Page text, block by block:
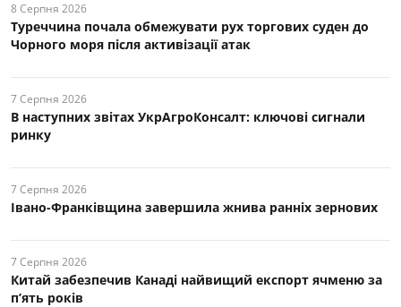
8 Серпня 2026
Туреччина почала обмежувати рух торгових суден до
Чорного моря після активізації атак
7 Серпня 2026
В наступних звітах УкрАгроКонсалт: ключові cигнали
ринку
7 Серпня 2026
Івано-Франківщина завершила жнива ранніх зернових
7 Серпня 2026
Китай забезпечив Канаді найвищий експорт ячменю за
п’ять років